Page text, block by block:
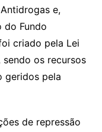
e,
do Fundo
criado pela Lei
sendo os recursos
geridos pela
de repressão